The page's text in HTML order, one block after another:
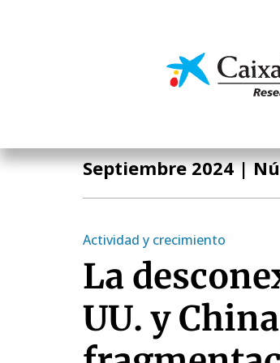
Septiembre 2024|
Actividad y crecimiento
La
UU. y